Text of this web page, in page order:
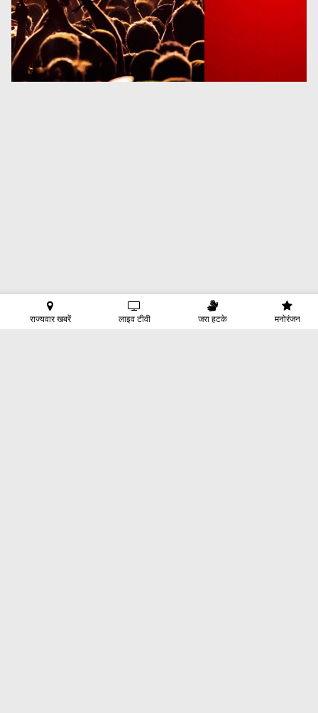
राज्यवार खबरें लाइव टीवी जरा हटके मनोरंजन